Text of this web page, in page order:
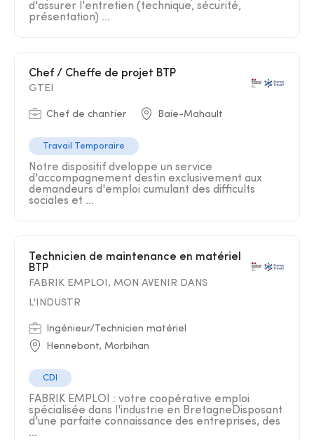
d'assurer l'entretien (technique, sécurité,
présentation) ...
Chef / Cheffe de projet BTP
GTEI
Chef de chantier Baie-Mahault
Travail Temporaire
Notre dispositif dveloppe un service
d'accompagnement destin exclusivement aux
demandeurs d'emploi cumulant des difficults
sociales et ...
BTP
FABRIK EMPLOI, MON AVENIR DANS
L'INDUSTR
Ingénieur/Technicien matériel
Hennebont, Morbihan
CDI
FABRIK EMPLOI : votre coopérative emploi
spécialisée dans l'industrie en BretagneDisposant
d'une parfaite connaissance des entreprises, des
...